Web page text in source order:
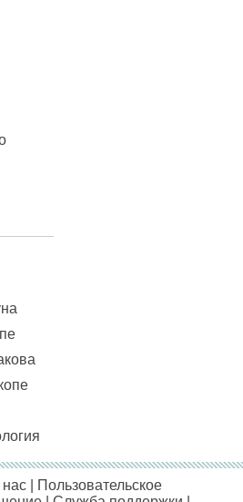
Пользовательское